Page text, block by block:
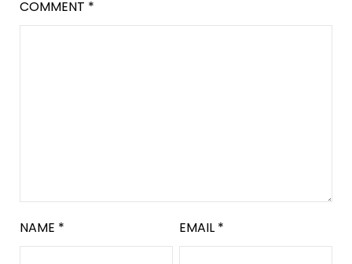
COMMENT *
NAME * EMAIL *